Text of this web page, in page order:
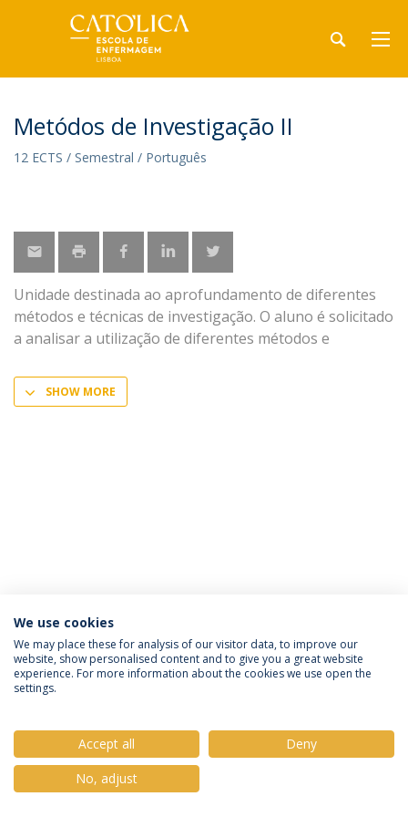
Metódos de Investigação II
12 ECTS / Semestral / Português
Unidade destinada ao aprofundamento de diferentes
métodos e técnicas de investigação. O aluno é solicitado
a analisar a utilização de diferentes métodos e
SHOW MORE
Política de Privacidade
Termos e Condições
Direitos do Titular dos Dados
© 2026 Universidade Católica Portuguesa
We use cookies
We may place these for analysis of our visitor data, to improve our
website, show personalised content and to give you a great website
experience. For more information about the cookies we use open the
settings.
Accept all
Deny
No, adjust